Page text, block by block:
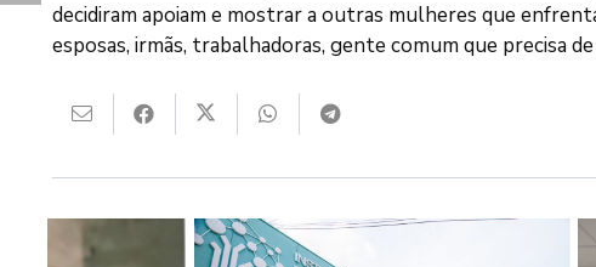
decidiram apoiam e mostrar a outras mulheres que
esposas, irmãs, trabalhadoras, gente comum que precisa